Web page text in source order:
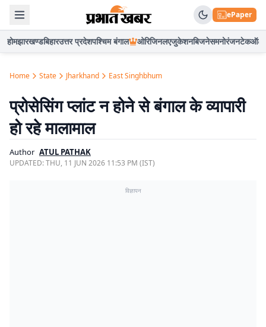
ePaper
होमझारखण्डबिहारउत्तर प्रदेशपश्चिम बंगाल ओरिजिनलएजुकेशनबिजनेसमनोरंजनटेकऑटो
Home State Jharkhand East Singhbhum
प्रोसेसिंग प्लांट न होने से बंगाल के व्यापारी
हो रहे मालामाल
Author ATUL PATHAK
UPDATED:THU, 11 JUN 2026 11:53 PM (IST)
विज्ञापन